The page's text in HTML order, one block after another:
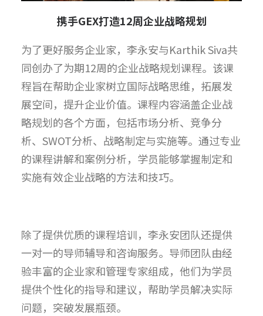
携手GEX打造12周企业战略规划
为了更好服务企业家，李永安与Karthik Siva共
同创办了为期12周的企业战略规划课程。该课
程旨在帮助企业家树立国际战略思维，拓展发
展空间，提升企业价值。课程内容涵盖企业战
略规划的各个方面，包括市场分析、竞争分
析、SWOT分析、战略制定与实施等。通过专业
的课程讲解和案例分析，学员能够掌握制定和
实施有效企业战略的方法和技巧。
除了提供优质的课程培训，李永安团队还提供
一对一的导师辅导和咨询服务。导师团队由经
验丰富的企业家和管理专家组成，他们为学员
提供个性化的指导和建议，帮助学员解决实际
问题，突破发展瓶颈。